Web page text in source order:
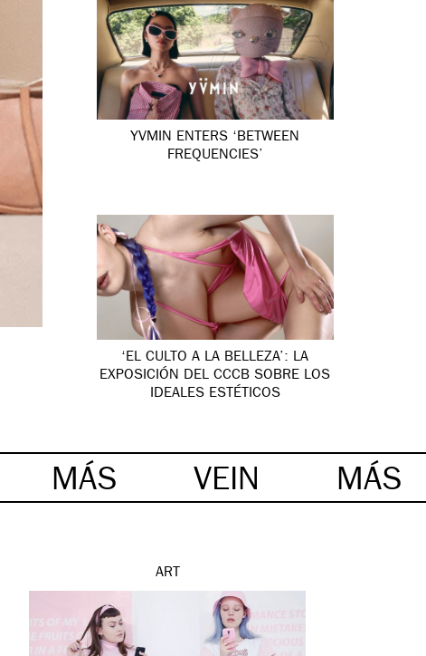
YVMIN ENTERS ‘BETWEEN
FREQUENCIES’
‘EL CULTO A LA BELLEZA’: LA
EXPOSICIÓN DEL CCCB SOBRE LOS
IDEALES ESTÉTICOS
MÁS VEIN MÁS
ART